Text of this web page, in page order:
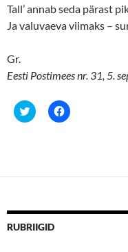
Tall’ annab seda pärast
Ja valuvaeva viimaks –
Gr.
Eesti Postimees nr. 31, 5.
C
l
h
e
o
n
C
l
h
e
o
RUBRIIGID